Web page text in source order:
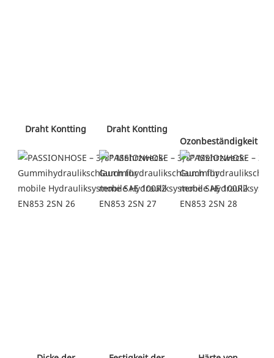
Draht Kontting
Draht Kontting
Ozonbeständigkeit